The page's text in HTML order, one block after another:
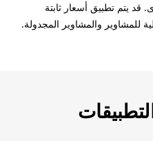
قد يتم تطبيق أسعار ثابتة
للمشاوير والمشاوير المجدولة.